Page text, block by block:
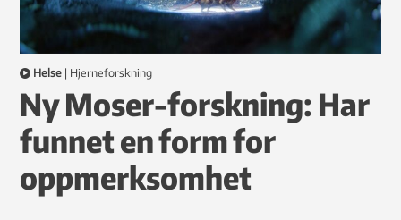
Helse | hjerneforskning
Ny Moser-forskning: Har
funnet en form for
oppmerksomhet